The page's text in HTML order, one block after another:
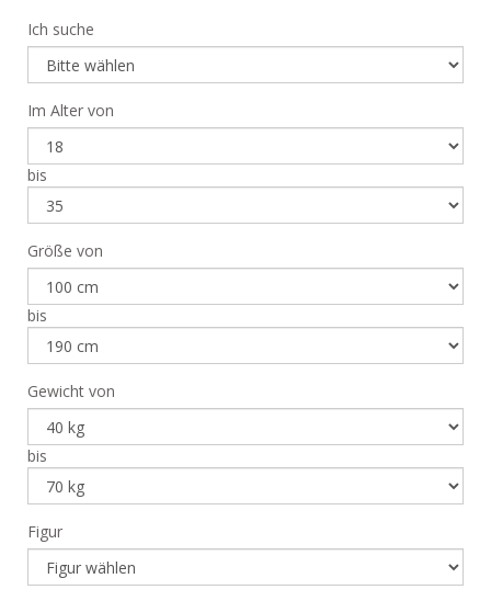
Ich suche
Im Alter von
bis
Größe von
bis
Gewicht von
bis
Figur